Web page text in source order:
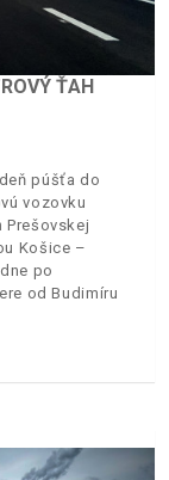
ŤAH
púšťa do
vozovku
Košice –
po
od Budimíru